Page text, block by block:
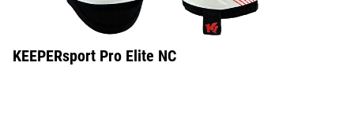
KEEPERsport Pro Elite NC